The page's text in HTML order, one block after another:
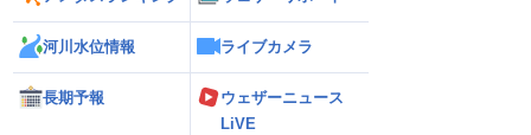
河川水位情報 ライブカメラ
長期予報
ウェザーニュース
LiVE